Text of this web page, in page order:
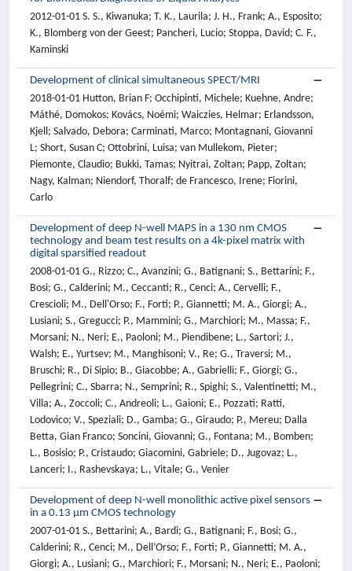
2012-01-01 S. S., Kiwanuka; T. K., Laurila; J. H., Frank; A., Esposito;
K., Blomberg von der Geest; Pancheri, Lucio; Stoppa, David; C. F.,
Kaminski
Development of clinical simultaneous SPECT/MRI
2018-01-01 Hutton, Brian F; Occhipinti, Michele; Kuehne, Andre;
Máthé, Domokos; Kovács, Noémi; Waiczies, Helmar; Erlandsson,
Kjell; Salvado, Debora; Carminati, Marco; Montagnani, Giovanni
L; Short, Susan C; Ottobrini, Luisa; van Mullekom, Pieter;
Piemonte, Claudio; Bukki, Tamas; Nyitrai, Zoltan; Papp, Zoltan;
Nagy, Kalman; Niendorf, Thoralf; de Francesco, Irene; Fiorini,
Carlo
Development of deep N-well MAPS in a 130 nm CMOS
technology and beam test results on a 4k-pixel matrix with
digital sparsified readout
2008-01-01 G., Rizzo; C., Avanzini; G., Batignani; S., Bettarini; F.,
Bosi; G., Calderini; M., Ceccanti; R., Cenci; A., Cervelli; F.,
Crescioli; M., Dell'Orso; F., Forti; P., Giannetti; M. A., Giorgi; A.,
Lusiani; S., Gregucci; P., Mammini; G., Marchiori; M., Massa; F.,
Morsani; N., Neri; E., Paoloni; M., Piendibene; L., Sartori; J.,
Walsh; E., Yurtsev; M., Manghisoni; V., Re; G., Traversi; M.,
Bruschi; R., Di Sipio; B., Giacobbe; A., Gabrielli; F., Giorgi; G.,
Pellegrini; C., Sbarra; N., Semprini; R., Spighi; S., Valentinetti; M.,
Villa; A., Zoccoli; C., Andreoli; L., Gaioni; E., Pozzati; Ratti,
Lodovico; V., Speziali; D., Gamba; G., Giraudo; P., Mereu; Dalla
Betta, Gian Franco; Soncini, Giovanni; G., Fontana; M., Bomben;
L., Bosisio; P., Cristaudo; Giacomini, Gabriele; D., Jugovaz; L.,
Lanceri; I., Rashevskaya; L., Vitale; G., Venier
Development of deep N-well monolithic active pixel sensors
in a 0.13 μm CMOS technology
2007-01-01 S., Bettarini; A., Bardi; G., Batignani; F., Bosi; G.,
Calderini; R., Cenci; M., Dell’Orso; F., Forti; P., Giannetti; M. A.,
Giorgi; A., Lusiani; G., Marchiori; F., Morsani; N., Neri; E., Paoloni;